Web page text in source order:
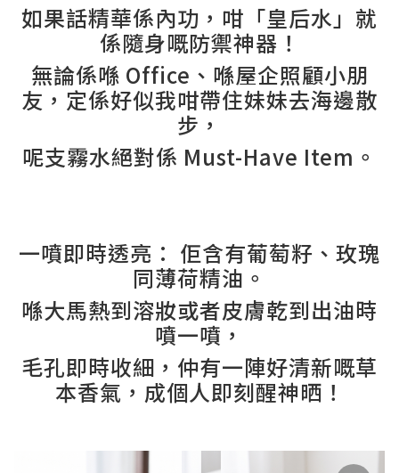
如果話精華係內功，咁「皇后水」就
係隨身嘅防禦神器！
無論係喺 Office、喺屋企照顧小朋
友，定係好似我咁帶住妹妹去海邊散
步，
呢支霧水絕對係 Must-Have Item。
一噴即時透亮： 佢含有葡萄籽、玫瑰
同薄荷精油。
喺大馬熱到溶妝或者皮膚乾到出油時
噴一噴，
毛孔即時收細，仲有一陣好清新嘅草
本香氣，成個人即刻醒神晒！